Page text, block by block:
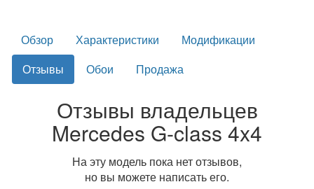
Обзор Характеристики
Модификации
Отзывы
Обои Продажа
Отзывы владельцев
Mercedes G-class 4x4
На эту модель пока нет отзывов,
но вы можете написать его.